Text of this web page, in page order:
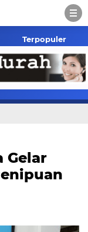
Terpopuler
Gelar